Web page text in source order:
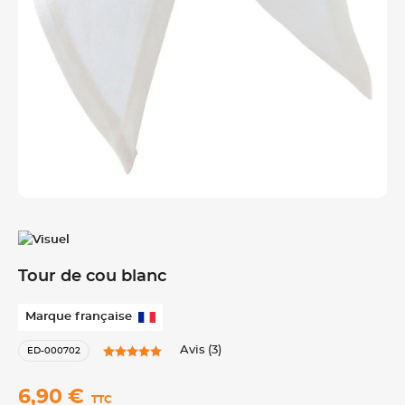
Tour de cou blanc
Marque française
ED-000702 Avis (3)
6,90 € TTC